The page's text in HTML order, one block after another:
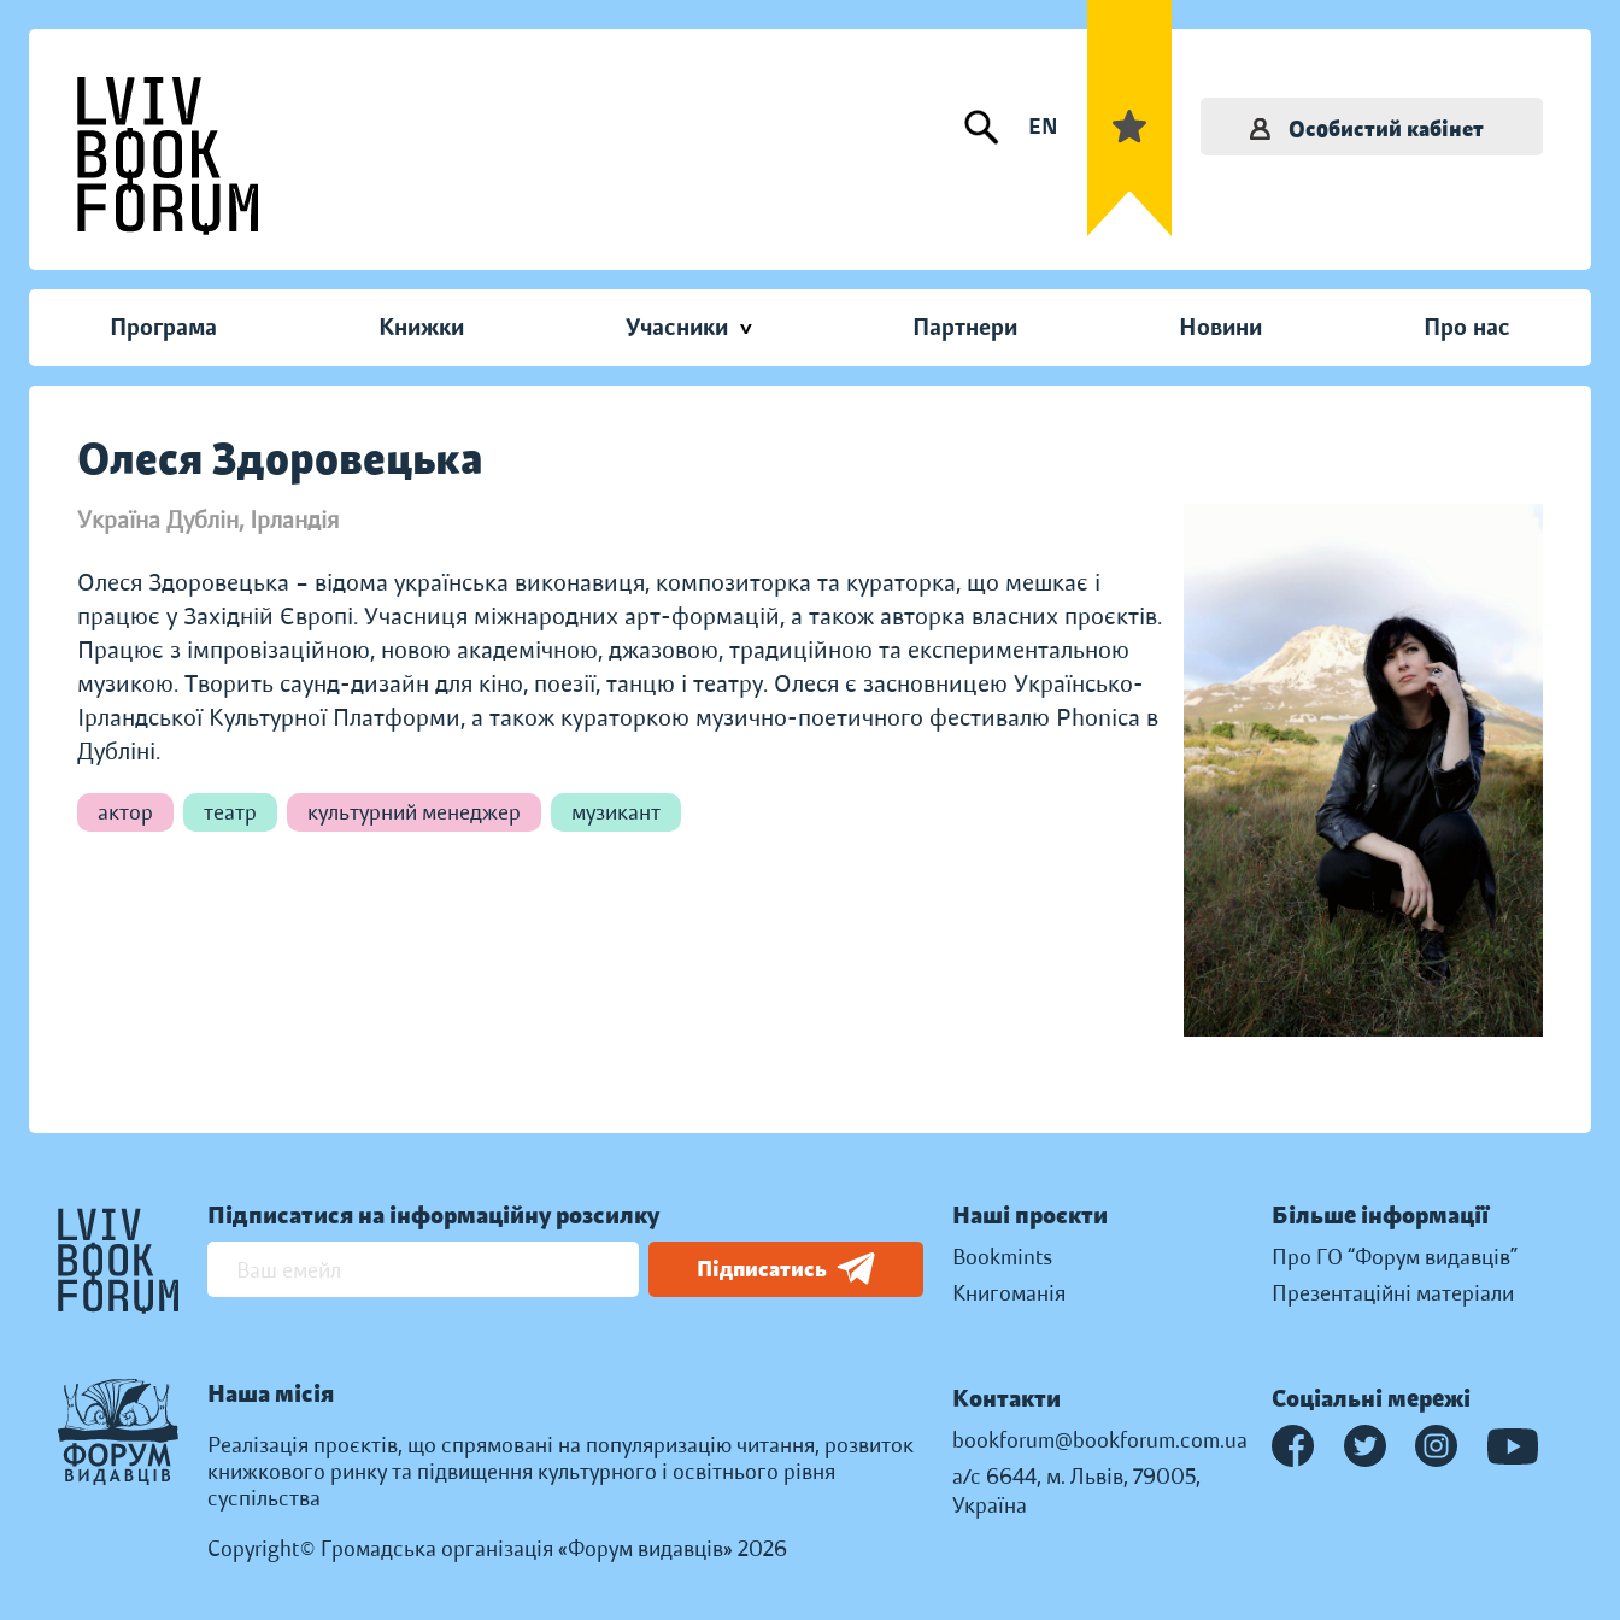
EN Особистий кабінет
Програма Книжки Учасники Партнери Новини Про нас
Олеся Здоровецька
Україна Дублін, Ірландія
Олеся Здоровецька – відома українська виконавиця, композиторка та кураторка, що мешкає і
працює у Західній Європі. Учасниця міжнародних арт-формацій, а також авторка власних проєктів.
Працює з імпровізаційною, новою академічною, джазовою, традиційною та експериментальною
музикою. Творить саунд-дизайн для кіно, поезії, танцю і театру. Олеся є засновницею Українсько-
Ірландської Культурної Платформи, а також кураторкою музично-поетичного фестивалю Phonica в
Дубліні.
актор театр культурний менеджер музикант
Підписатися на інформаційну розсилку
Підписатись
Наша місія
Реалізація проєктів, що спрямовані на популяризацію читання, розвиток
книжкового ринку та підвищення культурного і освітнього рівня
суспільства
Copyright© Громадська організація «Форум видавців» 2026
Наші проєкти
Bookmints
Книгоманія
Більше інформації
Про ГО “Форум видавців”
Презентаційні матеріали
Контакти
bookforum@bookforum.com.ua
а/с 6644, м. Львів, 79005,
Україна
Соціальні мережі